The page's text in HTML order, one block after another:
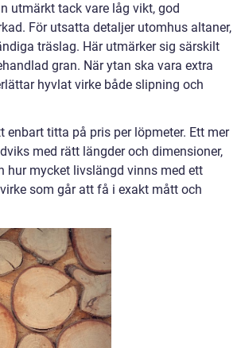
utmärkt tack vare låg vikt, god
För utsatta detaljer utomhus altaner,
träslag. Här utmärker sig särskilt
gran. När ytan ska vara extra
hyvlat virke både slipning och
enbart titta på pris per löpmeter. Ett mer
med rätt längder och dimensioner,
hur mycket livslängd vinns med ett
som går att få i exakt mått och